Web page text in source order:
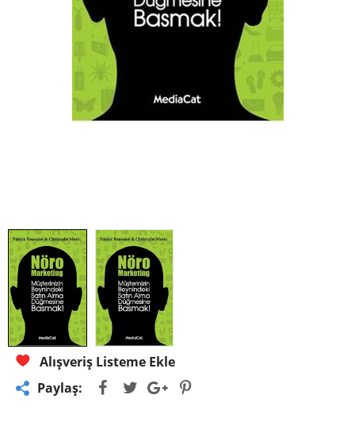
Alışveriş Listeme Ekle
Paylaş: